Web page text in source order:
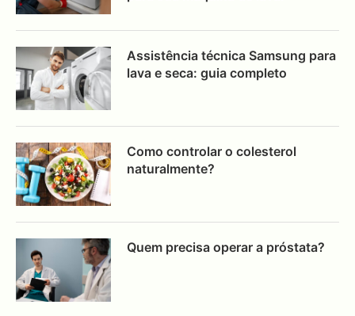
Assistência técnica Samsung para
lava e seca: guia completo
Como controlar o colesterol
naturalmente?
Quem precisa operar a próstata?